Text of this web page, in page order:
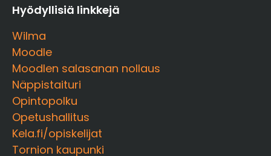
Hyödyllisiä linkkejä
Wilma
Moodle
Moodlen salasanan nollaus
Näppistaituri
Opintopolku
Opetushallitus
Kela.fi/opiskelijat
Tornion kaupunki